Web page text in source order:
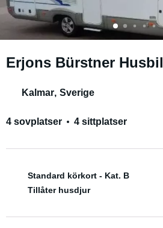
Erjons Bürstner Husbil
Kalmar, Sverige
4 sovplatser 4 sittplatser
Standard körkort - Kat. B
Tillåter husdjur